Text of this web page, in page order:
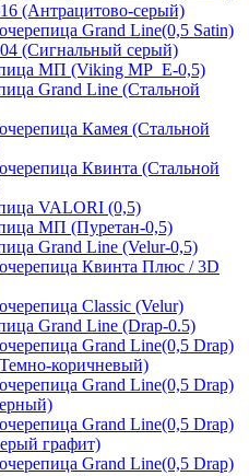
(Антрацитово-серый)
Grand Line(0,5 Satin)
(Сигнальный серый)
МП (Viking MP_E-0,5)
Grand Line (Стальной
Камея (Стальной
Квинта (Стальной
VALORI (0,5)
МП (Пуретан-0,5)
Grand Line (Velur-0,5)
Квинта Плюс / 3D
Classic (Velur)
Grand Line (Drap-0.5)
Grand Line(0,5 Drap)
коричневый)
Grand Line(0,5 Drap)
Grand Line(0,5 Drap)
графит)
Grand Line(0,5 Drap)